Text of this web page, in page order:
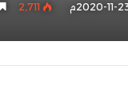
2٬711